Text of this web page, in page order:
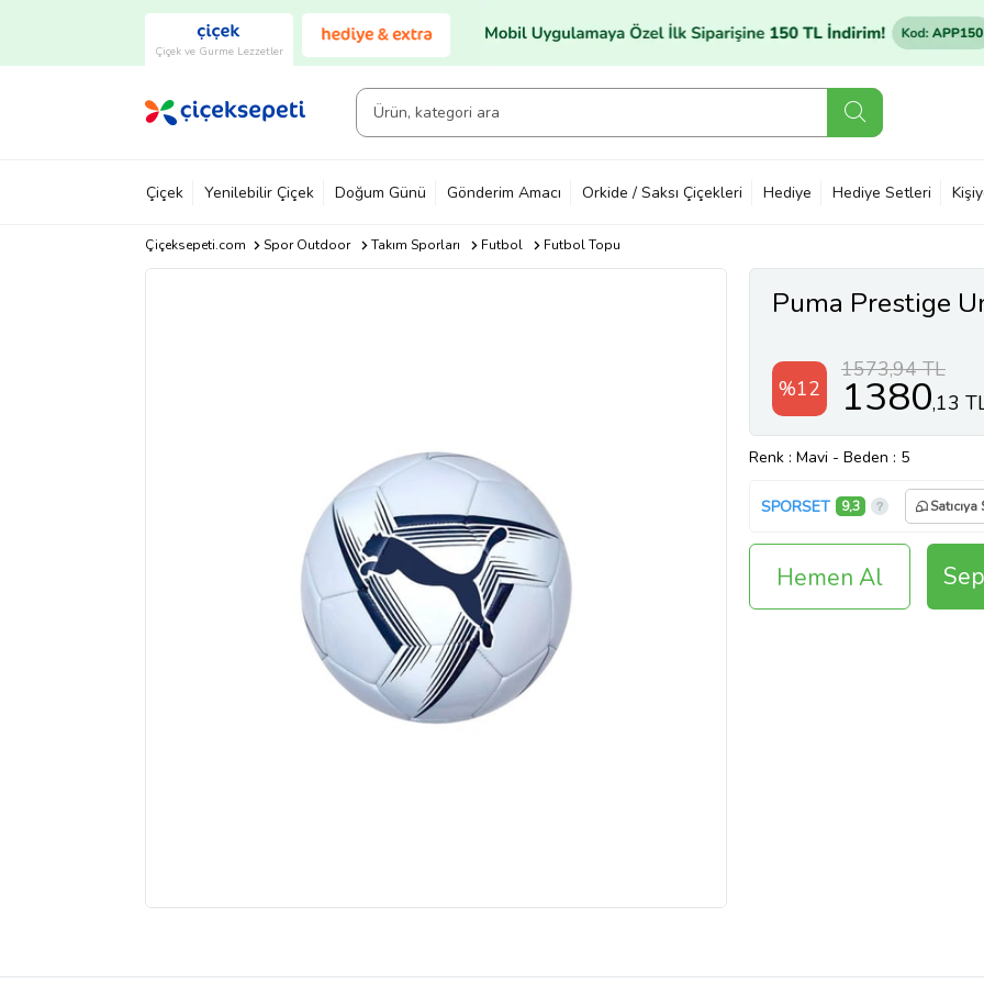
Çiçek ve Gurme Lezzetler
Çiçek Yenilebilir Çiçek Doğum Günü Gönderim Amacı Orkide / Saksı Çiçekleri Hediye Hediye Setleri
Çiçeksepeti.com Spor Outdoor Takım Sporları Futbol Futbol Topu
Puma Prestige
%12
1573,94 TL
1380,13
Renk : Mavi - Beden : 5
SPORSET 9,3 Satıcıya
Hemen Al